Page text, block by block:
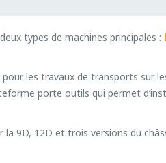
types de machines principales :
pour les travaux de transports sur
porte outils qui permet
9D, 12D et trois versions du